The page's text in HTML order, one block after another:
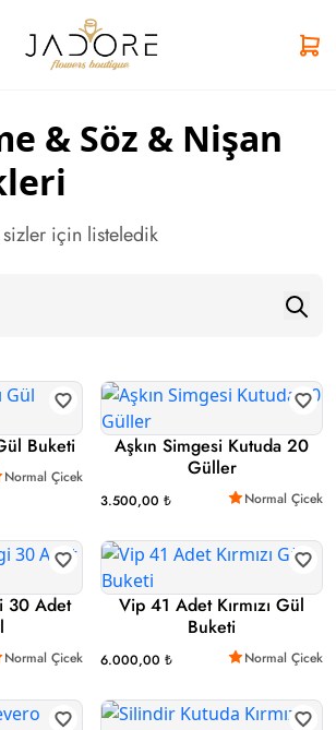
& Söz & Nişan
sizler için listeledik
Buketi
Normal Çicek
Aşkın Simgesi Kutuda 20
Güller
3.500,00 ₺ Normal Çicek
30 Adet
Normal Çicek
Vip 41 Adet Kırmızı Gül
Buketi
6.000,00 ₺ Normal Çicek